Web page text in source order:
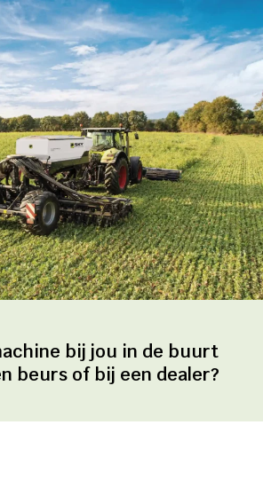
bij jou in de buurt
beurs of bij een dealer?